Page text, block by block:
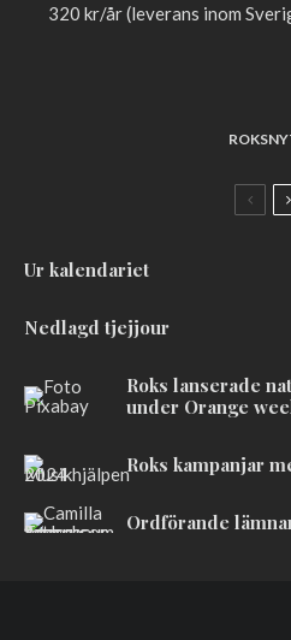
320 kr/år (leverans inom
Ur kalendariet
Nedlagd tjejjour
Roks lanserade
under Orange
Roks kampanjar
Ordförande